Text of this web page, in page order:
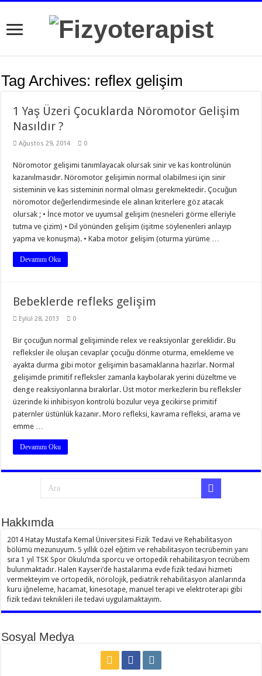
Tag Archives: reflex gelişim
1 Yaş Üzeri Çocuklarda Nöromotor Gelişim
Nasıldır ?
Ağustos 29, 2014 0
Nöromotor gelişimi tanımlayacak olursak sinir ve kas kontrolünün
kazanılmasıdır. Nöromotor gelişimin normal olabilmesi için sinir
sisteminin ve kas sisteminin normal olması gerekmektedir. Çocuğun
nöromotor değerlendirmesinde ele alınan kriterlere göz atacak
olursak ; • İnce motor ve uyumsal gelişim (nesneleri görme elleriyle
tutma ve çizim) • Dil yönünden gelişim (işitme söylenenleri anlayıp
yapma ve konuşma). • Kaba motor gelişim (oturma yürüme …
Devamını Oku
Bebeklerde refleks gelişim
Eylül 28, 2013 0
Bir çocuğun normal gelişiminde relex ve reaksiyonlar gereklidir. Bu
refleksler ile oluşan cevaplar çocuğu dönme oturma, emekleme ve
ayakta durma gibi motor gelişimin basamaklarına hazırlar. Normal
gelişimde primitif refleksler zamanla kaybolarak yerini düzeltme ve
denge reaksiyonlarına bırakırlar. Üst motor merkezlerin bu refleksler
üzerinde ki inhibisyon kontrolü bozulur veya gecikirse primitif
paternler üstünlük kazanır. Moro refleksi, kavrama refleksi, arama ve
emme …
Devamını Oku
Hakkımda
2014 Hatay Mustafa Kemal Üniversitesi Fizik Tedavi ve Rehabilitasyon
bölümü mezunuyum. 5 yıllık özel eğitim ve rehabilitasyon tecrübemin yanı
sıra 1 yıl TSK Spor Okulu’nda sporcu ve ortopedik rehabilitasyon tecrübem
bulunmaktadır. Halen Kayseri’de hastalarıma evde fizik tedavi hizmeti
vermekteyim ve ortopedik, nörolojik, pediatrik rehabilitasyon alanlarında
kuru iğneleme, hacamat, kinesotape, manuel terapi ve elektroterapi gibi
fizik tedavi teknikleri ile tedavi uygulamaktayım.
Sosyal Medya